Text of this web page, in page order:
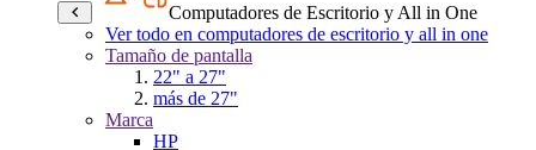
Computadores de Escritorio y All in One
Ver todo en computadores de escritorio y all in one
Tamaño de pantalla
22" a 27"
más de 27"
Marca
HP